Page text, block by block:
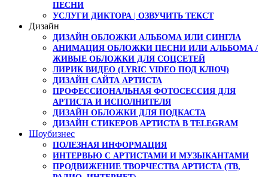
ПЕСНИ
УСЛУГИ ДИКТОРА | ОЗВУЧИТЬ ТЕКСТ
Дизайн
ДИЗАЙН ОБЛОЖКИ АЛЬБОМА ИЛИ СИНГЛА
АНИМАЦИЯ ОБЛОЖКИ ПЕСНИ ИЛИ АЛЬБОМА /
ЖИВЫЕ ОБЛОЖКИ ДЛЯ СОЦСЕТЕЙ
ЛИРИК ВИДЕО (LYRIC VIDEO ПОД КЛЮЧ)
ДИЗАЙН САЙТА АРТИСТА
ПРОФЕССИОНАЛЬНАЯ ФОТОСЕССИЯ ДЛЯ
АРТИСТА И ИСПОЛНИТЕЛЯ
ДИЗАЙН ОБЛОЖКИ ДЛЯ ПОДКАСТА
ДИЗАЙН СТИКЕРОВ АРТИСТА В TELEGRAM
Шоубизнес
ПОЛЕЗНАЯ ИНФОРМАЦИЯ
ИНТЕРВЬЮ С АРТИСТАМИ И МУЗЫКАНТАМИ
ПРОДВИЖЕНИЕ ТВОРЧЕСТВА АРТИСТА (ТВ,